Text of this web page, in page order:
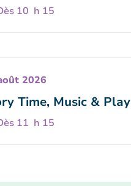
10 h 15
2026
Time, Music & Play
11 h 15